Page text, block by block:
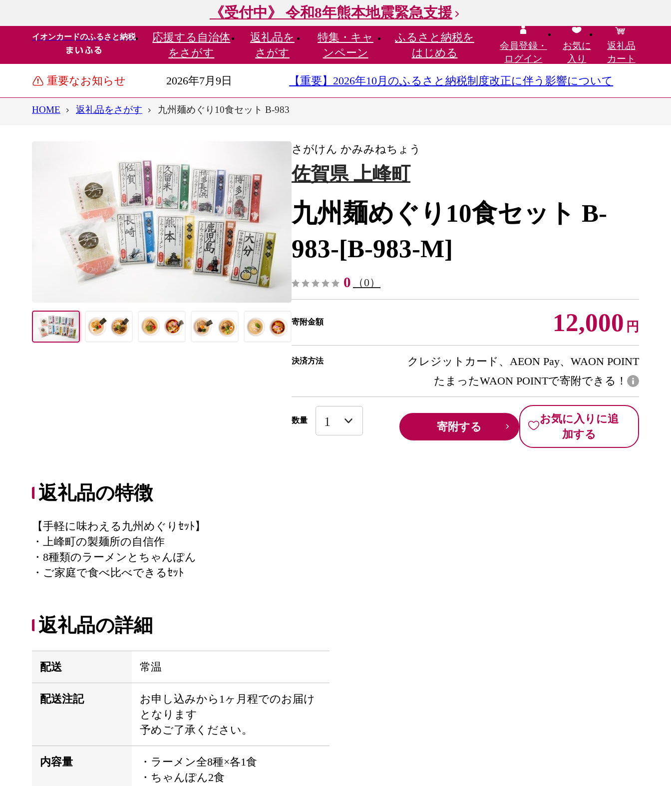
《受付中》 令和8年熊本地震緊急支援
イオンカードのふるさと納税 応援する 自治体
をさがす
返礼品を
さがす
特集・ キャ
ンペーン
ふるさと納税を
はじめる
会員登録・
ログイン
お気に
入り
返礼品
カート
重要なお知らせ 2026年7月9日 【重要】2026年10月のふるさと納税制度改正に伴う影響について
HOME 返礼品をさがす 九州麺めぐり10食セット B-983
さがけん かみみねちょう
佐賀県 上峰町
九州麺めぐり10食セット B-
983-[B-983-M]
0 （0）
寄附金額 12,000 円
決済方法
クレジットカード、AEON Pay、WAON POINT
たまったWAON POINTで寄附できる！
数量 寄附する
お気に入りに追
加する
返礼品の特徴
【手軽に味わえる九州めぐりｾｯﾄ】
・上峰町の製麺所の自信作
・8種類のラーメンとちゃんぽん
・ご家庭で食べ比べできるｾｯﾄ
返礼品の詳細
配送 常温
配送注記
お申し込みから1ヶ月程でのお届け
となります
予めご了承ください。
内容量
・ラーメン全8種×各1食
・ちゃんぽん2食